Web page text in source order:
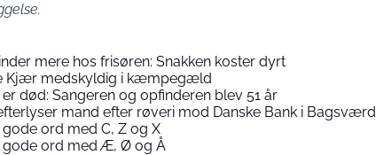
mere hos frisøren: Snakken koster dyrt
Kjær medskyldig i kæmpegæld
død: Sangeren og opfinderen blev 51 år
mand efter røveri mod Danske Bank i Bagsværd
ord med C, Z og X
gode ord med Æ, Ø og Å